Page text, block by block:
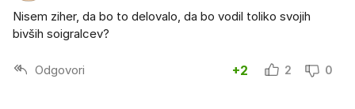
Nisem ziher, da bo to delovalo, da bo vodil toliko svojih
bivših soigralcev?
Odgovori +2 2 0